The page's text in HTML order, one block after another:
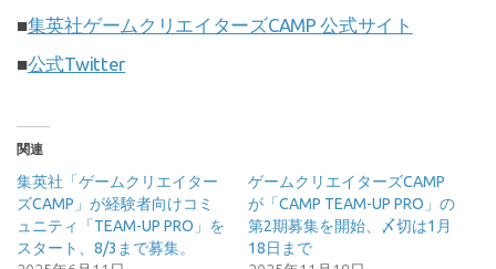
■集英社ゲームクリエイターズCAMP 公式サイト
■公式Twitter
関連
集英社「ゲームクリエイター
ズCAMP」が経験者向けコミ
ュニティ「TEAM-UP PRO」を
スタート、8/3まで募集。
ゲームクリエイターズCAMP
が「CAMP TEAM-UP PRO」の
第2期募集を開始、〆切は1月
18日まで